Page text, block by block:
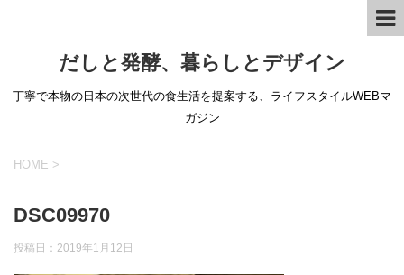
だしと発酵、暮らしとデザイン
丁寧で本物の日本の次世代の食生活を提案する、ライフスタイルWEBマ
ガジン
HOME >
DSC09970
投稿日： 2019年1月12日